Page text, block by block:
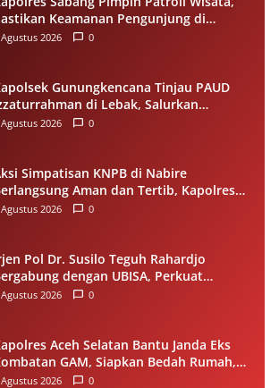
Keamanan Pengunjung di
Wisata Tetap Kondusif
2026 0
Gunungkencana Tinjau PAUD
di Lebak, Salurkan
Plafon untuk Ruang Belajar
2026 0
Simpatisan KNPB di Nabire
Aman dan Tertib, Kapolres
Semua Pihak
2026 0
Pol Dr. Susilo Teguh Rahardjo
dengan UBISA, Perkuat
Pengembangan Pendidikan
2026 0
Aceh Selatan Bantu Janda Eks
GAM, Siapkan Bedah Rumah,
Gizi dan Modal Usaha
2026 0